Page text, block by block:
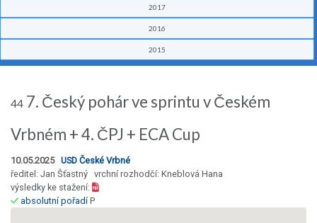
2017
2016
2015
44 7. Český pohár ve sprintu v Českém
Vrbném + 4. ČPJ + ECA Cup
10.05.2025 USD České Vrbné
ředitel: Jan Šťastný vrchní rozhodčí: Kneblová Hana
výsledky ke stažení:
absolutní pořadíP